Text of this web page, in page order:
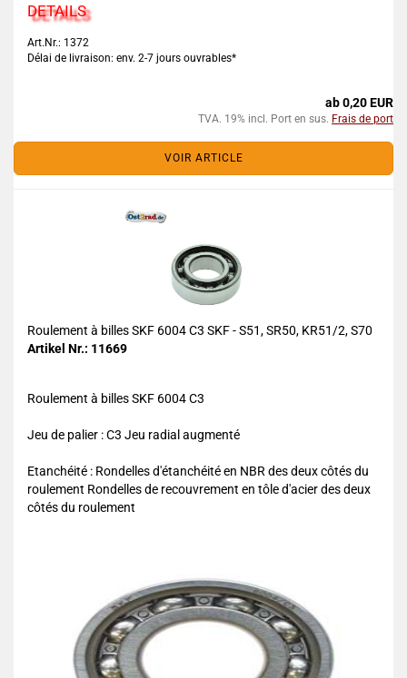
DETAILS
Art.Nr.: 1372
Délai de livraison: env. 2-7 jours ouvrables*
ab 0,20 EUR
TVA. 19% incl. Port en sus. Frais de port
VOIR ARTICLE
Roulement à billes SKF 6004 C3 SKF - S51, SR50, KR51/2, S70
Artikel Nr.: 11669
Roulement à billes SKF 6004 C3
Jeu de palier : C3 Jeu radial augmenté
Etanchéité : Rondelles d'étanchéité en NBR des deux côtés du
roulement Rondelles de recouvrement en tôle d'acier des deux
côtés du roulement